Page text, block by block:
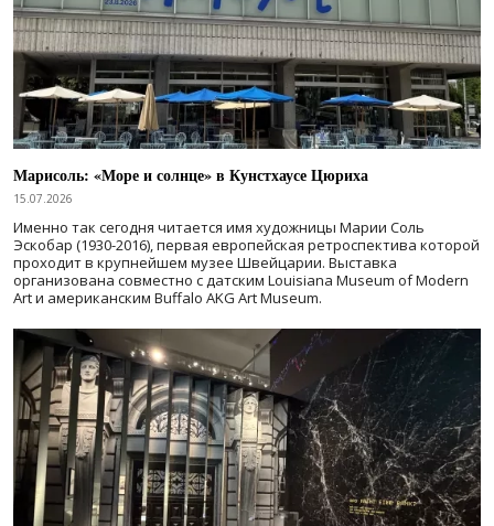
Марисоль: «Море и солнце» в Кунстхаусе Цюриха
15.07.2026
Именно так сегодня читается имя художницы Марии Соль
Эскобар (1930-2016), первая европейская ретроспектива которой
проходит в крупнейшем музее Швейцарии. Выставка
организована совместно с датским Louisiana Museum of Modern
Art и американским Buffalo AKG Art Museum.